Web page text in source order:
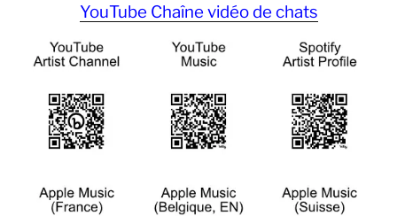
YouTube Chaîne vidéo de chats